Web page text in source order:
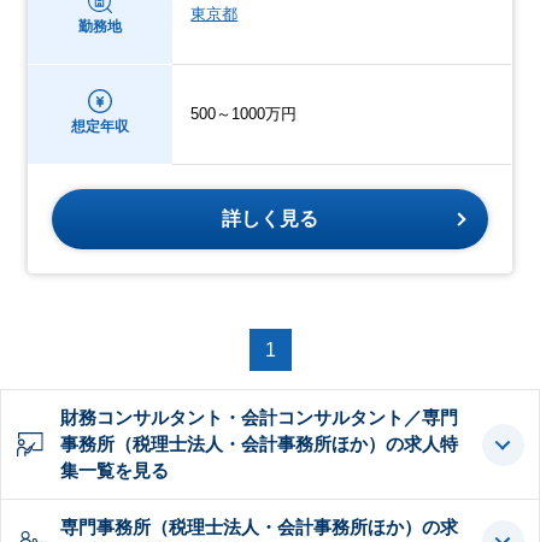
勤務地
東京都
想定年収
500～1000万円
詳しく見る
1
財務コンサルタント・会計コンサルタント／専門
事務所（税理士法人・会計事務所ほか）の求人特
集一覧を見る
専門事務所（税理士法人・会計事務所ほか）の求